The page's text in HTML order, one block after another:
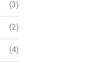
(3)
(2)
(4)